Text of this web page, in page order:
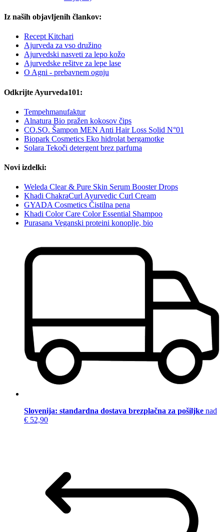
Iz naših objavljenih člankov:
Recept Kitchari
Ajurveda za vso družino
Ajurvedski nasveti za lepo kožo
Ajurvedske rešitve za lepe lase
O Agni - prebavnem ognju
Odkrijte Ayurveda101:
Tempehmanufaktur
Alnatura Bio pražen kokosov čips
CO.SO. Šampon MEN Anti Hair Loss Solid N°01
Biopark Cosmetics Eko hidrolat bergamotke
Solara Tekoči detergent brez parfuma
Novi izdelki:
Weleda Clear & Pure Skin Serum Booster Drops
Khadi ChakraCurl Ayurvedic Curl Cream
GYADA Cosmetics Čistilna pena
Khadi Color Care Color Essential Shampoo
Purasana Veganski proteini konoplje, bio
Slovenija: standardna dostava brezplačna za pošiljke nad
€ 52,90